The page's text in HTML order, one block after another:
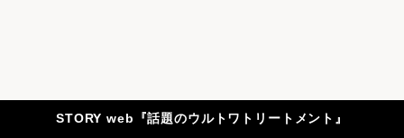
STORY web『話題のウルトワトリートメント』